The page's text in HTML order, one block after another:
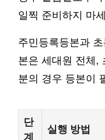
일찍 준비하지 마
주민등록등본과
본은 세대원 전체,
분의 경우 등본이
단
계
실행 방법